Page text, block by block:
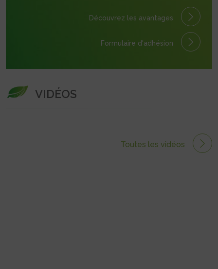
Découvrez les avantages
Formulaire d'adhésion
VIDÉOS
Toutes les vidéos